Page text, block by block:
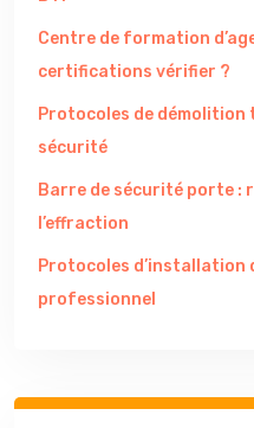
Centre de formation
certifications vérifier ?
Protocoles de démolition
sécurité
Barre de sécurité porte :
l’effraction
Protocoles d’installation
professionnel